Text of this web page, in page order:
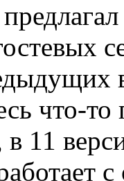
что-то
11